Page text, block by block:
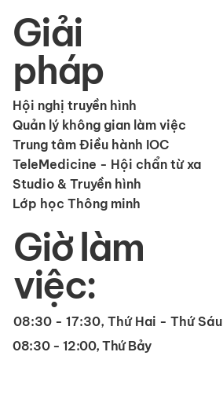
Giải
pháp
Hội nghị truyền hình
Quản lý không gian làm việc
Trung tâm Điều hành IOC
Studio & Truyền hình
TeleMedicine - Hội chẩn từ xa
Lớp học Thông minh
Giờ làm
việc:
08:30 - 17:30, Thứ Hai - Thứ Sáu
08:30 - 12:00, Thứ Bảy